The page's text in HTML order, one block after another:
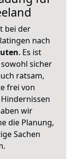
bei der
nach
. Es ist
sicher
ratsam,
frei von
wir
die Planung,
Sachen